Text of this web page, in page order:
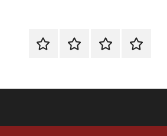
EspecialEnoturismoRanking